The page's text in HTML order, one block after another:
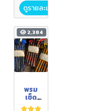
ดูรายละเอียด
2,384
พรม
เช็ด
เท้า